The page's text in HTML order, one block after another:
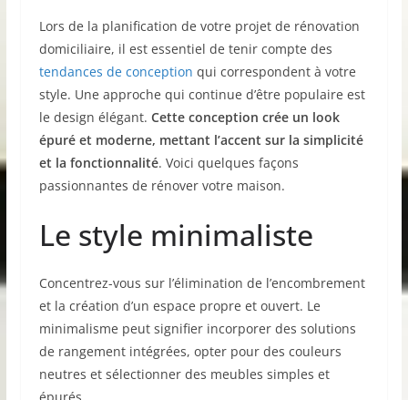
Lors de la planification de votre projet de rénovation
domiciliaire, il est essentiel de tenir compte des
tendances de conception qui correspondent à votre
style. Une approche qui continue d’être populaire est
le design élégant. Cette conception crée un look
épuré et moderne, mettant l’accent sur la simplicité
et la fonctionnalité. Voici quelques façons
passionnantes de rénover votre maison.
Le style minimaliste
Concentrez-vous sur l’élimination de l’encombrement
et la création d’un espace propre et ouvert. Le
minimalisme peut signifier incorporer des solutions
de rangement intégrées, opter pour des couleurs
neutres et sélectionner des meubles simples et
épurés.